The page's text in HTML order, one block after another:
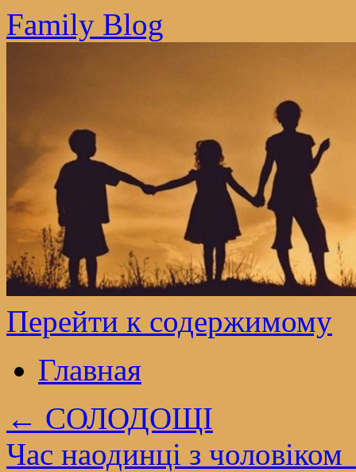
Family Blog
Перейти к содержимому
Главная
← СОЛОДОЩІ
Час наодинці з чоловіком